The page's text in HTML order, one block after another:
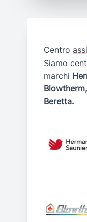
Centro
Siamo
marchi
Beretta.